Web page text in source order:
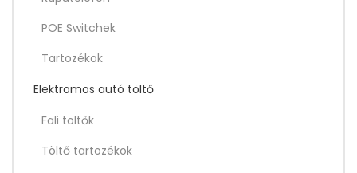
POE Switchek
Tartozékok
Elektromos autó töltő
Fali toltők
Töltő tartozékok